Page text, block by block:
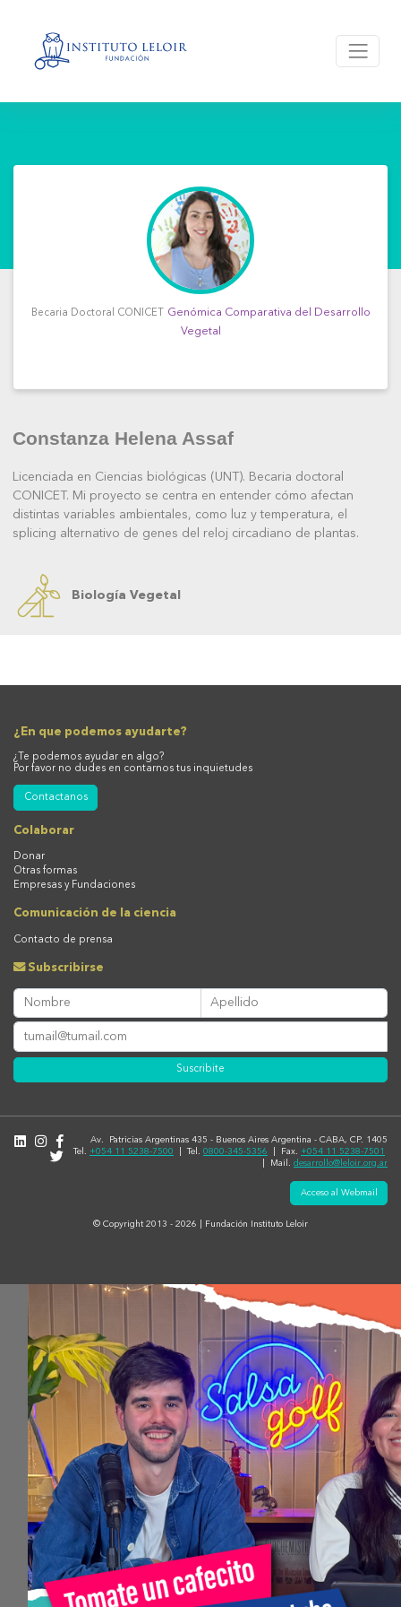
Becaria Doctoral CONICET
Genómica Comparativa del Desarrollo
Vegetal
Constanza Helena Assaf
Licenciada en Ciencias biológicas (UNT). Becaria doctoral
CONICET. Mi proyecto se centra en entender cómo afectan
distintas variables ambientales, como luz y temperatura, el
splicing alternativo de genes del reloj circadiano de plantas.
Biología Vegetal
¿En que podemos ayudarte?
¿Te podemos ayudar en algo?
Por favor no dudes en contarnos tus inquietudes
Contactanos
Colaborar
Donar
Otras formas
Empresas y Fundaciones
Comunicación de la ciencia
Contacto de prensa
Subscribirse
Suscribite
Av. Patricias Argentinas 435 - Buenos Aires Argentina - CABA, CP. 1405
Tel. +054 11 5238-7500 | Tel. 0800-345-5356 | Fax. +054 11 5238-7501
| Mail. desarrollo@leloir.org.ar
Acceso al Webmail
© Copyright 2013 - 2026 | Fundación Instituto Leloir